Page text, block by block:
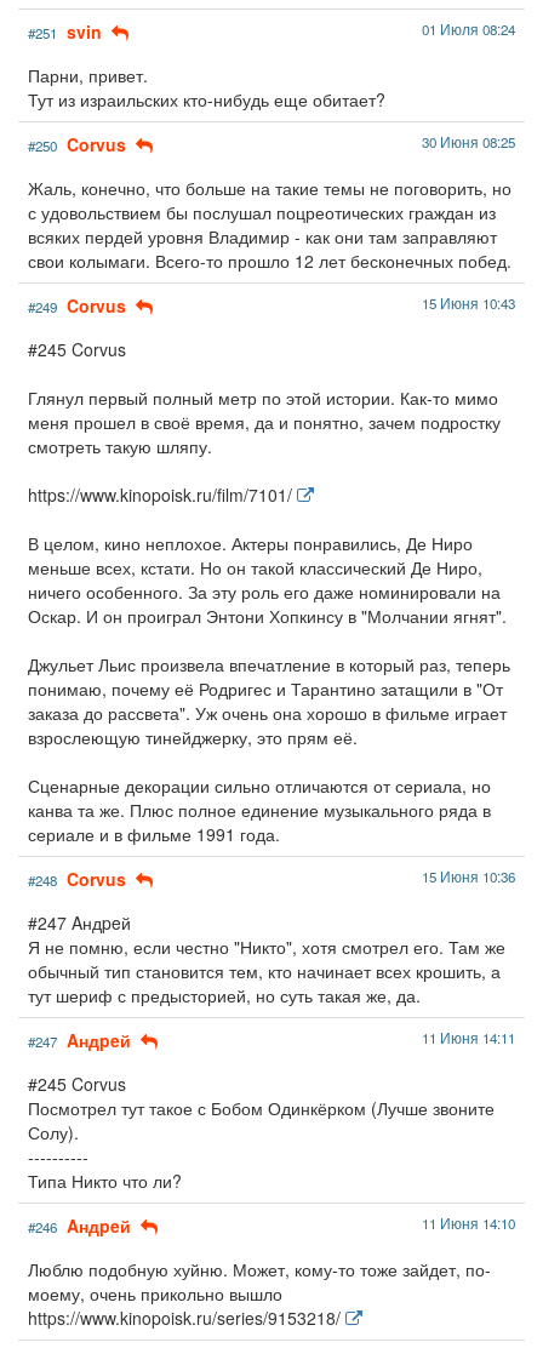
#251 svin 01 Июля 08:24
Парни, привет.
Тут из израильских кто-нибудь еще обитает?
#250 Corvus 30 Июня 08:25
Жаль, конечно, что больше на такие темы не поговорить, но
с удовольствием бы послушал поцреотических граждан из
всяких пердей уровня Владимир - как они там заправляют
свои колымаги. Всего-то прошло 12 лет бесконечных побед.
#249 Corvus 15 Июня 10:43
#245 Corvus
Глянул первый полный метр по этой истории. Как-то мимо
меня прошел в своё время, да и понятно, зачем подростку
смотреть такую шляпу.
https://www.kinopoisk.ru/film/7101/
В целом, кино неплохое. Актеры понравились, Де Ниро
меньше всех, кстати. Но он такой классический Де Ниро,
ничего особенного. За эту роль его даже номинировали на
Оскар. И он проиграл Энтони Хопкинсу в "Молчании ягнят".
Джульет Льис произвела впечатление в который раз, теперь
понимаю, почему её Родригес и Тарантино затащили в "От
заказа до рассвета". Уж очень она хорошо в фильме играет
взрослеющую тинейджерку, это прям её.
Сценарные декорации сильно отличаются от сериала, но
канва та же. Плюс полное единение музыкального ряда в
сериале и в фильме 1991 года.
#248 Corvus 15 Июня 10:36
#247 Aндpeй
Я не помню, если честно "Никто", хотя смотрел его. Там же
обычный тип становится тем, кто начинает всех крошить, а
тут шериф с предысторией, но суть такая же, да.
#247 Aндpeй 11 Июня 14:11
#245 Corvus
Посмотрел тут такое с Бобом Одинкёрком (Лучше звоните
Солу).
----------
Типа Никто что ли?
#246 Aндpeй 11 Июня 14:10
Люблю подобную хуйню. Может, кому-то тоже зайдет, по-
моему, очень прикольно вышло
https://www.kinopoisk.ru/series/9153218/